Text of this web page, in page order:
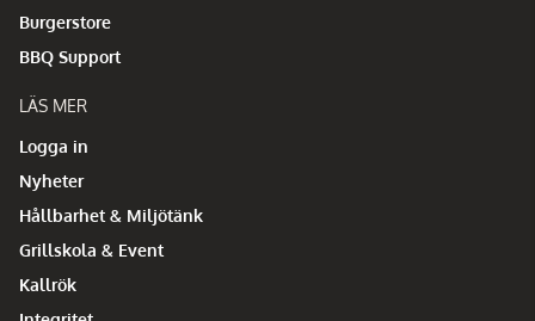
Burgerstore
BBQ Support
LÄS MER
Logga in
Nyheter
Hållbarhet & Miljötänk
Grillskola & Event
Kallrök